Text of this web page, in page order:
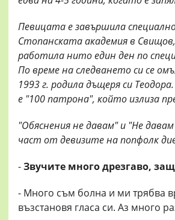
Певицата е завършила
Стопанската академия в
работила нито един ден по
По време на следването си се
1993 г. родила дъщеря си
е "100 патрона", който излиза
"Обяснения не давам" и "Не
част от девизите на попфолк
-Звучите много дрезгаво,
- Много съм болна и ми трябва
възстановя гласа си. Аз много